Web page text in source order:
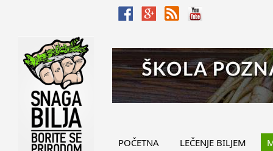
POČETNA LEČENJE BILJEM